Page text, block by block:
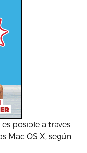
posible a través
Mac OS X, según